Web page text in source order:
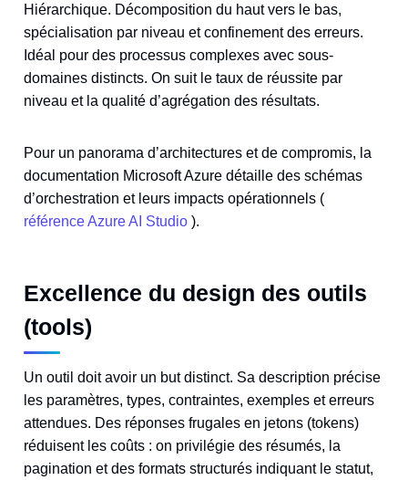
Hiérarchique. Décomposition du haut vers le bas,
spécialisation par niveau et confinement des erreurs.
Idéal pour des processus complexes avec sous-
domaines distincts. On suit le taux de réussite par
niveau et la qualité d’agrégation des résultats.
Pour un panorama d’architectures et de compromis, la
documentation Microsoft Azure détaille des schémas
d’orchestration et leurs impacts opérationnels (
référence Azure AI Studio ).
Excellence du design des outils
(tools)
Un outil doit avoir un but distinct. Sa description précise
les paramètres, types, contraintes, exemples et erreurs
attendues. Des réponses frugales en jetons (tokens)
réduisent les coûts : on privilégie des résumés, la
pagination et des formats structurés indiquant le statut,